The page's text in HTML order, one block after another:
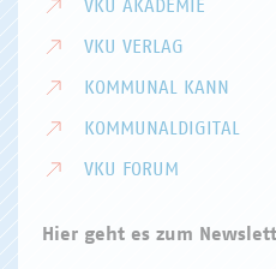
VKU AKADEMIE
VKU VERLAG
KOMMUNAL KANN
KOMMUNALDIGITAL
VKU FORUM
Hier geht es zum